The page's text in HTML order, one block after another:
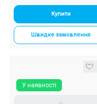
Купити
Швидке замовлення
У наявності